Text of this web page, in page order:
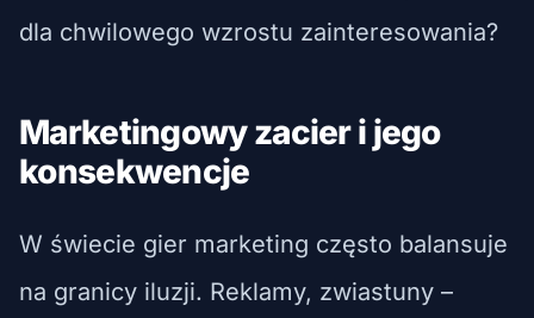
dla chwilowego wzrostu zainteresowania?
Marketingowy zacier i jego
konsekwencje
W świecie gier marketing często balansuje
na granicy iluzji. Reklamy, zwiastuny –